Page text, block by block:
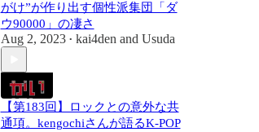
がけ”が作り出す個性派集団「ダ
ウ90000」の凄さ
Aug 2, 2023 • kai4den and Usuda
【第183回】ロックとの意外な共
通項。kengochiさんが語るK-POP